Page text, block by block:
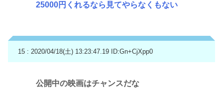
25000円くれるなら見てやらなくもない
15 : 2020/04/18(土) 13:23:47.19 ID:Gn+CjXpp0
公開中の映画はチャンスだな